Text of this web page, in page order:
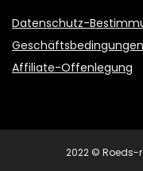
Datenschutz-
Geschäftsbedingungen
Affiliate-Offenlegung
2022 © Roeds-